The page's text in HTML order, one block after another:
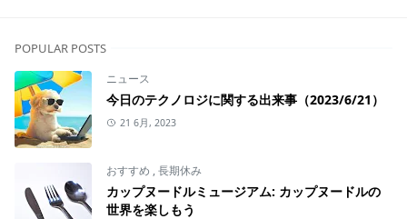
POPULAR POSTS
ニュース
今日のテクノロジに関する出来事（2023/6/21）
21 6月, 2023
おすすめ ,長期休み
カップヌードルミュージアム: カップヌードルの
世界を楽しもう